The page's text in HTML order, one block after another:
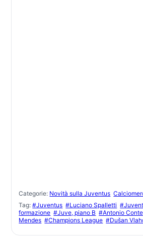
Categorie: Novità sulla Juventus
Tag:#Juventus #Luciano Spalletti
formazione #Juve, piano B #Antonio Conte
Mendes #Champions League #Dušan